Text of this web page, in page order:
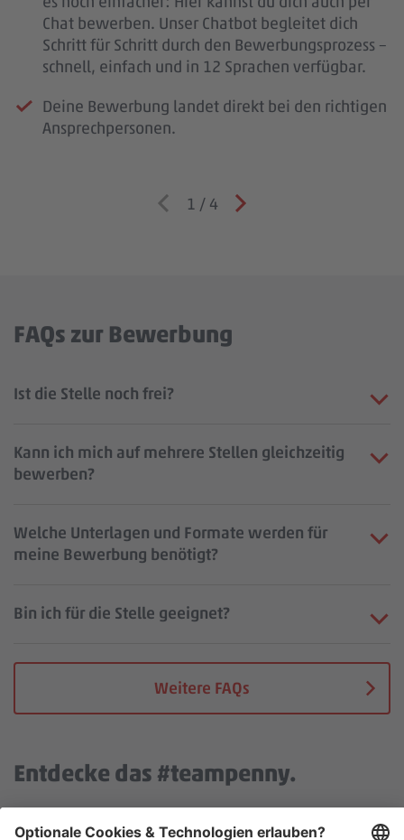
Chat bewerben. Unser Chatbot begleitet dich
Schritt für Schritt durch den Bewerbungsprozess –
schnell, einfach und in 12 Sprachen verfügbar.
Deine Bewerbung landet direkt bei den richtigen
Ansprechpersonen.
1 / 4
FAQs zur Bewerbung
Ist die Stelle noch frei?
Kann ich mich auf mehrere Stellen gleichzeitig
bewerben?
Welche Unterlagen und Formate werden für
meine Bewerbung benötigt?
Bin ich für die Stelle geeignet?
Weitere FAQs
Entdecke das #teampenny.
Service zu laden!